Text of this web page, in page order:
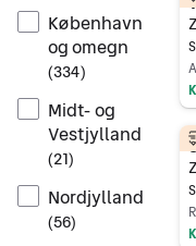
København
og omegn
(334)
Midt- og
Vestjylland
(21)
Nordjylland
(56)